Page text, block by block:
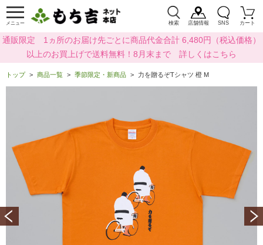
メニュー 検索 店舗情報 SNS カート
通販限定 1ヵ所のお届け先ごとに商品代金合計 6,480円（税込価格）
以上のお買上げで送料無料！8月末まで 詳しくはこちら
トップ 商品一覧 季節限定・新商品 力を贈るぞTシャツ 橙 M